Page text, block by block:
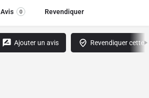
Avis 0 Revendiquer
Ajouter un avis Revendiquer cette